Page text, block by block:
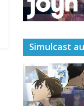
Simulcast